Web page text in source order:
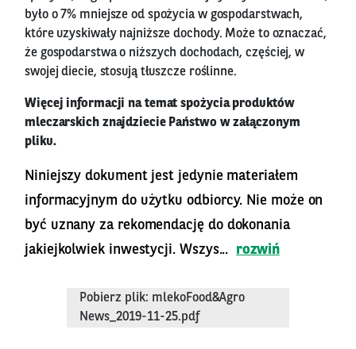
było o 7% mniejsze od spożycia w gospodarstwach,
które uzyskiwały najniższe dochody. Może to oznaczać,
że gospodarstwa o niższych dochodach, częściej, w
swojej diecie, stosują tłuszcze roślinne.
Więcej informacji na temat spożycia produktów
mleczarskich znajdziecie Państwo w załączonym
pliku.
Niniejszy dokument jest jedynie materiałem
informacyjnym do użytku odbiorcy. Nie może on
być uznany za rekomendację do dokonania
jakiejkolwiek inwestycji. Wszys...
rozwiń
Pobierz plik: mlekoFood&Agro
News_2019-11-25.pdf